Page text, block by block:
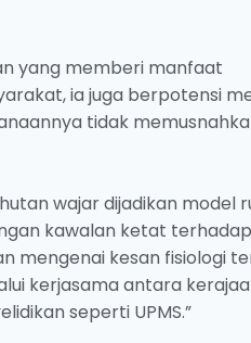
yang memberi manfaat
ia juga berpotensi
tidak
wajar dijadikan model
kawalan ketat terhadap
mengenai kesan fisiologi
kerjasama antara
seperti UPMS.”